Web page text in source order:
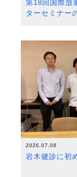
第18回国際放
ターセミナー
2026.07.08
岩木健診に初